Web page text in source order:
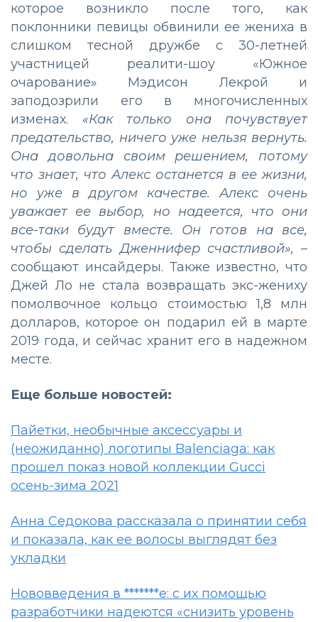
которое возникло после того, как
поклонники певицы обвинили ее жениха в
слишком тесной дружбе с 30-летней
участницей реалити-шоу «Южное
очарование» Мэдисон Лекрой и
заподозрили его в многочисленных
изменах. «Как только она почувствует
предательство, ничего уже нельзя вернуть.
Она довольна своим решением, потому
что знает, что Алекс останется в ее жизни,
но уже в другом качестве. Алекс очень
уважает ее выбор, но надеется, что они
все-таки будут вместе. Он готов на все,
чтобы сделать Дженнифер счастливой», –
сообщают инсайдеры. Также известно, что
Джей Ло не стала возвращать экс-жениху
помолвочное кольцо стоимостью 1,8 млн
долларов, которое он подарил ей в марте
2019 года, и сейчас хранит его в надежном
месте.
Еще больше новостей:
Пайетки, необычные аксессуары и
(неожиданно) логотипы Balenciaga: как
прошел показ новой коллекции Gucci
осень-зима 2021
Анна Седокова рассказала о принятии себя
и показала, как ее волосы выглядят без
укладки
Нововведения в *******е: с их помощью
разработчики надеются «снизить уровень